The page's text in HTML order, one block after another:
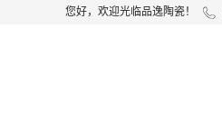
您好，欢迎光临品逸陶瓷！